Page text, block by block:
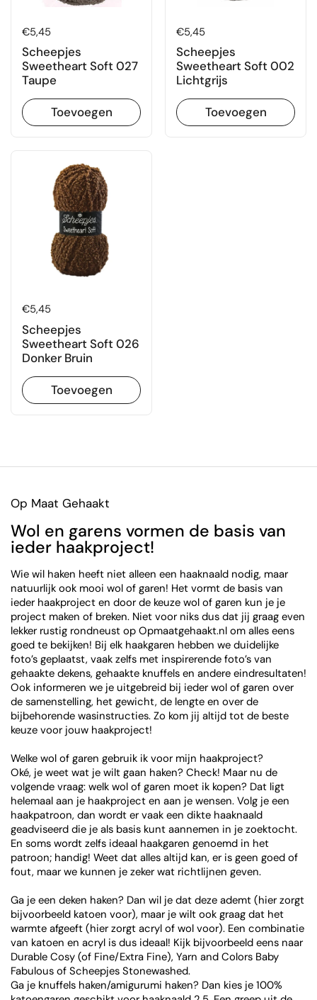
Prijs:
€5,45
Scheepjes
Sweetheart Soft 027
Taupe
Toevoegen
Prijs:
€5,45
Scheepjes
Sweetheart Soft 002
Lichtgrijs
Toevoegen
Prijs:
€5,45
Scheepjes
Sweetheart Soft 026
Donker Bruin
Toevoegen
Op Maat Gehaakt
Wol en garens vormen de basis van
ieder haakproject!
Wie wil haken heeft niet alleen een haaknaald nodig, maar
natuurlijk ook mooi wol of garen! Het vormt de basis van
ieder haakproject en door de keuze wol of garen kun je je
project maken of breken. Niet voor niks dus dat jij graag even
lekker rustig rondneust op Opmaatgehaakt.nl om alles eens
goed te bekijken! Bij elk haakgaren hebben we duidelijke
foto’s geplaatst, vaak zelfs met inspirerende foto’s van
gehaakte dekens, gehaakte knuffels en andere eindresultaten!
Ook informeren we je uitgebreid bij ieder wol of garen over
de samenstelling, het gewicht, de lengte en over de
bijbehorende wasinstructies. Zo kom jij altijd tot de beste
keuze voor jouw haakproject!
Welke wol of garen gebruik ik voor mijn haakproject?
Oké, je weet wat je wilt gaan haken? Check! Maar nu de
volgende vraag: welk wol of garen moet ik kopen? Dat ligt
helemaal aan je haakproject en aan je wensen. Volg je een
haakpatroon, dan wordt er vaak een dikte haaknaald
geadviseerd die je als basis kunt aannemen in je zoektocht.
En soms wordt zelfs ideaal haakgaren genoemd in het
patroon; handig! Weet dat alles altijd kan, er is geen goed of
fout, maar we kunnen je zeker wat richtlijnen geven.
Ga je een deken haken? Dan wil je dat deze ademt (hier zorgt
bijvoorbeeld katoen voor), maar je wilt ook graag dat het
warmte afgeeft (hier zorgt acryl of wol voor). Een combinatie
van katoen en acryl is dus ideaal! Kijk bijvoorbeeld eens naar
Durable Cosy (of Fine/Extra Fine), Yarn and Colors Baby
Fabulous of Scheepjes Stonewashed.
Ga je knuffels haken/amigurumi haken? Dan kies je 100%